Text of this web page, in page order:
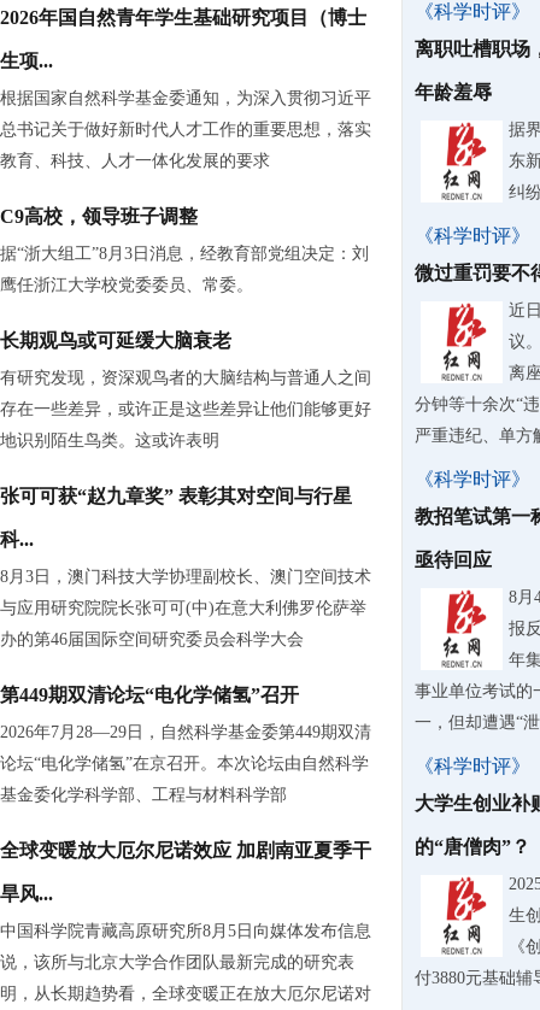
2026年国自然青年学生基础研究项目（博士
生项...
根据国家自然科学基金委通知，为深入贯彻习近平
总书记关于做好新时代人才工作的重要思想，落实
教育、科技、人才一体化发展的要求
C9高校，领导班子调整
据“浙大组工”8月3日消息，经教育部党组决定：刘
鹰任浙江大学校党委委员、常委。
长期观鸟或可延缓大脑衰老
有研究发现，资深观鸟者的大脑结构与普通人之间
存在一些差异，或许正是这些差异让他们能够更好
地识别陌生鸟类。这或许表明
张可可获“赵九章奖” 表彰其对空间与行星
科...
8月3日，澳门科技大学协理副校长、澳门空间技术
与应用研究院院长张可可(中)在意大利佛罗伦萨举
办的第46届国际空间研究委员会科学大会
第449期双清论坛“电化学储氢”召开
2026年7月28—29日，自然科学基金委第449期双清
论坛“电化学储氢”在京召开。本次论坛由自然科学
基金委化学科学部、工程与材料科学部
全球变暖放大厄尔尼诺效应 加剧南亚夏季干
旱风...
中国科学院青藏高原研究所8月5日向媒体发布信息
说，该所与北京大学合作团队最新完成的研究表
明，从长期趋势看，全球变暖正在放大厄尔尼诺对
《科学时评》
离职吐槽职场
年龄羞辱
据
东
纠
《科学时评》
微过重罚要不
近
议
离
分钟等十余次“
严重违纪、单方
《科学时评》
教招笔试第一
亟待回应
8月
报
年
事业单位考试的
一，但却遭遇“
《科学时评》
大学生创业补
的“唐僧肉”？
生
《
付3880元基础辅